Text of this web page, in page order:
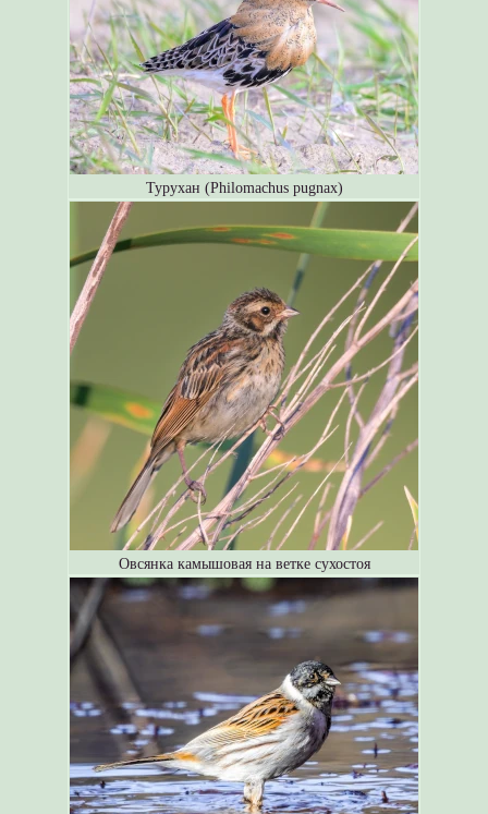
Турухан (Philomachus pugnax)
Овсянка камышовая на ветке сухостоя